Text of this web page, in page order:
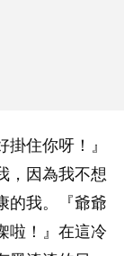
掛住你呀！』
，因為我不想
的我。『爺爺
啦！』在這冷